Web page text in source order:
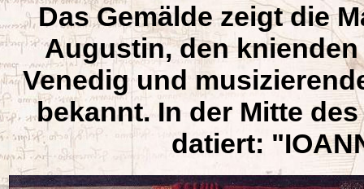
Das Gemälde zeigt die
Augustin, den
Venedig und
bekannt. In der Mitte
datiert: